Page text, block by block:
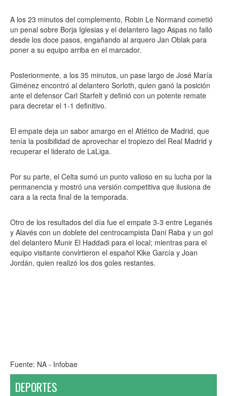
A los 23 minutos del complemento, Robin Le Normand cometió
un penal sobre Borja Iglesias y el delantero Iago Aspas no falló
desde los doce pasos, engañando al arquero Jan Oblak para
poner a su equipo arriba en el marcador.
Posteriormente, a los 35 minutos, un pase largo de José María
Giménez encontró al delantero Sorloth, quien ganó la posición
ante el defensor Carl Starfelt y definió con un potente remate
para decretar el 1-1 definitivo.
El empate deja un sabor amargo en el Atlético de Madrid, que
tenía la posibilidad de aprovechar el tropiezo del Real Madrid y
recuperar el liderato de LaLiga.
Por su parte, el Celta sumó un punto valioso en su lucha por la
permanencia y mostró una versión competitiva que ilusiona de
cara a la recta final de la temporada.
Otro de los resultados del día fue el empate 3-3 entre Leganés
y Alavés con un doblete del centrocampista Dani Raba y un gol
del delantero Munir El Haddadi para el local; mientras para el
equipo visitante convirtieron el español Kike García y Joan
Jordán, quien realizó los dos goles restantes.
Fuente: NA - Infobae
DEPORTES